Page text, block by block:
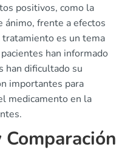
positivos, como la
ánimo, frente a efectos
tratamiento es un tema
han informado
han dificultado su
importantes para
medicamento en la